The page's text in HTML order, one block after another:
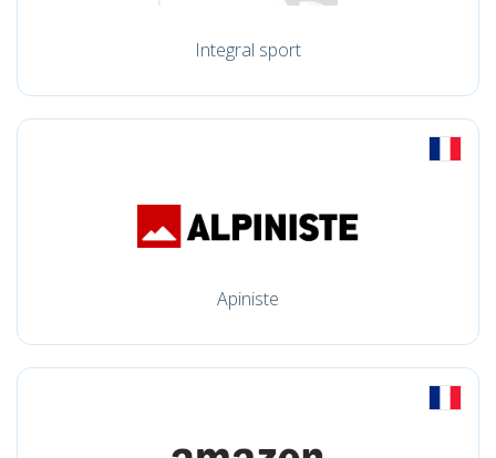
Integral sport
Apiniste